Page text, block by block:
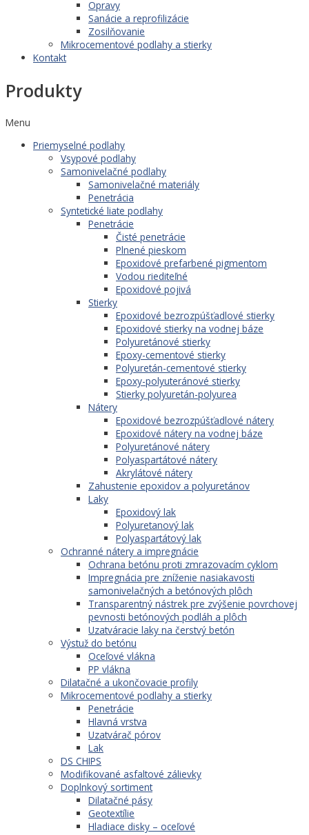
Opravy
Sanácie a reprofilizácie
Zosilňovanie
Mikrocementové podlahy a stierky
Kontakt
Produkty
Menu
Priemyselné podlahy
Vsypové podlahy
Samonivelačné podlahy
Samonivelačné materiály
Penetrácia
Syntetické liate podlahy
Penetrácie
Čisté penetrácie
Plnené pieskom
Epoxidové prefarbené pigmentom
Vodou riediteľné
Epoxidové pojivá
Stierky
Epoxidové bezrozpúšťadlové stierky
Epoxidové stierky na vodnej báze
Polyuretánové stierky
Epoxy-cementové stierky
Polyuretán-cementové stierky
Epoxy-polyuteránové stierky
Stierky polyuretán-polyurea
Nátery
Epoxidové bezrozpúšťadlové nátery
Epoxidové nátery na vodnej báze
Polyuretánové nátery
Polyaspartátové nátery
Akrylátové nátery
Zahustenie epoxidov a polyuretánov
Laky
Epoxidový lak
Polyuretanový lak
Polyaspartátový lak
Ochranné nátery a impregnácie
Ochrana betónu proti zmrazovacím cyklom
Impregnácia pre zníženie nasiakavosti
samonivelačných a betónových plôch
Transparentný nástrek pre zvýšenie povrchovej
pevnosti betónových podláh a plôch
Uzatváracie laky na čerstvý betón
Výstuž do betónu
Oceľové vlákna
PP vlákna
Dilatačné a ukončovacie profily
Mikrocementové podlahy a stierky
Penetrácie
Hlavná vrstva
Uzatvárač pórov
Lak
DS CHIPS
Modifikované asfaltové zálievky
Doplnkový sortiment
Dilatačné pásy
Geotextílie
Hladiace disky – oceľové